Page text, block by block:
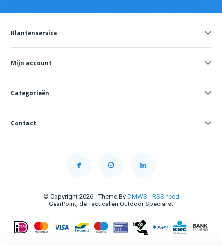
Klantenservice
Mijn account
Categorieën
Contact
© Copyright 2026 - Theme By DMWS - RSS-feed
GearPoint, de Tactical en Outdoor Specialist